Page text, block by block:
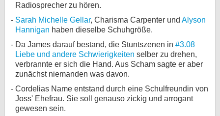
Radiosprecher zu hören.
Sarah Michelle Gellar, Charisma Carpenter und Alyson
Hannigan haben dieselbe Schuhgröße.
Da James darauf bestand, die Stuntszenen in #3.08
Liebe und andere Schwierigkeiten selber zu drehen,
verbrannte er sich die Hand. Aus Scham sagte er aber
zunächst niemanden was davon.
Cordelias Name entstand durch eine Schulfreundin von
Joss' Ehefrau. Sie soll genauso zickig und arrogant
gewesen sein.